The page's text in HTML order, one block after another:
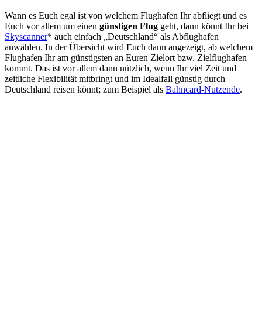
Wann es Euch egal ist von welchem Flughafen Ihr abfliegt und es
Euch vor allem um einen günstigen Flug geht, dann könnt Ihr bei
Skyscanner* auch einfach „Deutschland“ als Abflughafen
anwählen. In der Übersicht wird Euch dann angezeigt, ab welchem
Flughafen Ihr am günstigsten an Euren Zielort bzw. Zielflughafen
kommt. Das ist vor allem dann nützlich, wenn Ihr viel Zeit und
zeitliche Flexibilität mitbringt und im Idealfall günstig durch
Deutschland reisen könnt; zum Beispiel als Bahncard-Nutzende.